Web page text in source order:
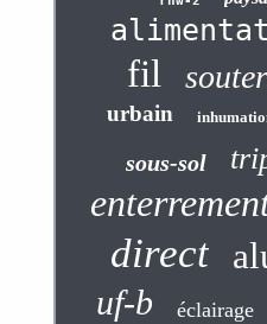
fil
urbain
sous-sol
direct
uf-b éclairage